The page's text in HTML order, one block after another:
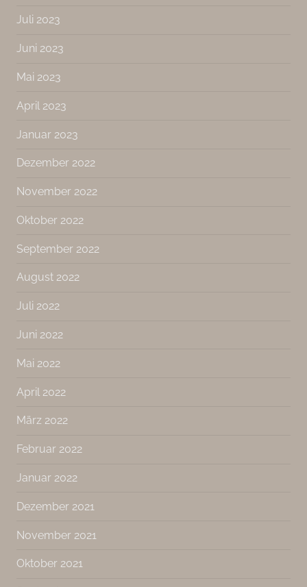
Juli 2023
Juni 2023
Mai 2023
April 2023
Januar 2023
Dezember 2022
November 2022
Oktober 2022
September 2022
August 2022
Juli 2022
Juni 2022
Mai 2022
April 2022
März 2022
Februar 2022
Januar 2022
Dezember 2021
November 2021
Oktober 2021